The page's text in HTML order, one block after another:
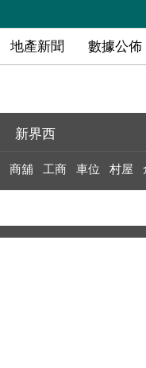
地產新聞 數據公佈
新界西
商舖 工商 車位 村屋